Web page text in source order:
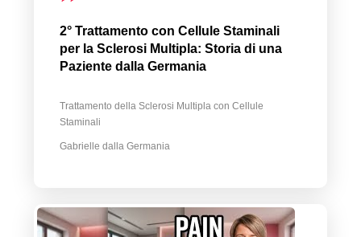
2° Trattamento con Cellule Staminali
per la Sclerosi Multipla: Storia di una
Paziente dalla Germania
Trattamento della Sclerosi Multipla con Cellule
Staminali
Gabrielle dalla Germania